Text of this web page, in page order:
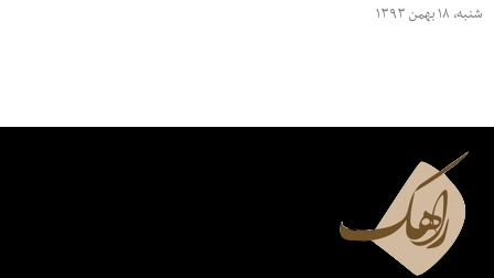
شنبه، ۱۸ بهمن ۱۳۹۳